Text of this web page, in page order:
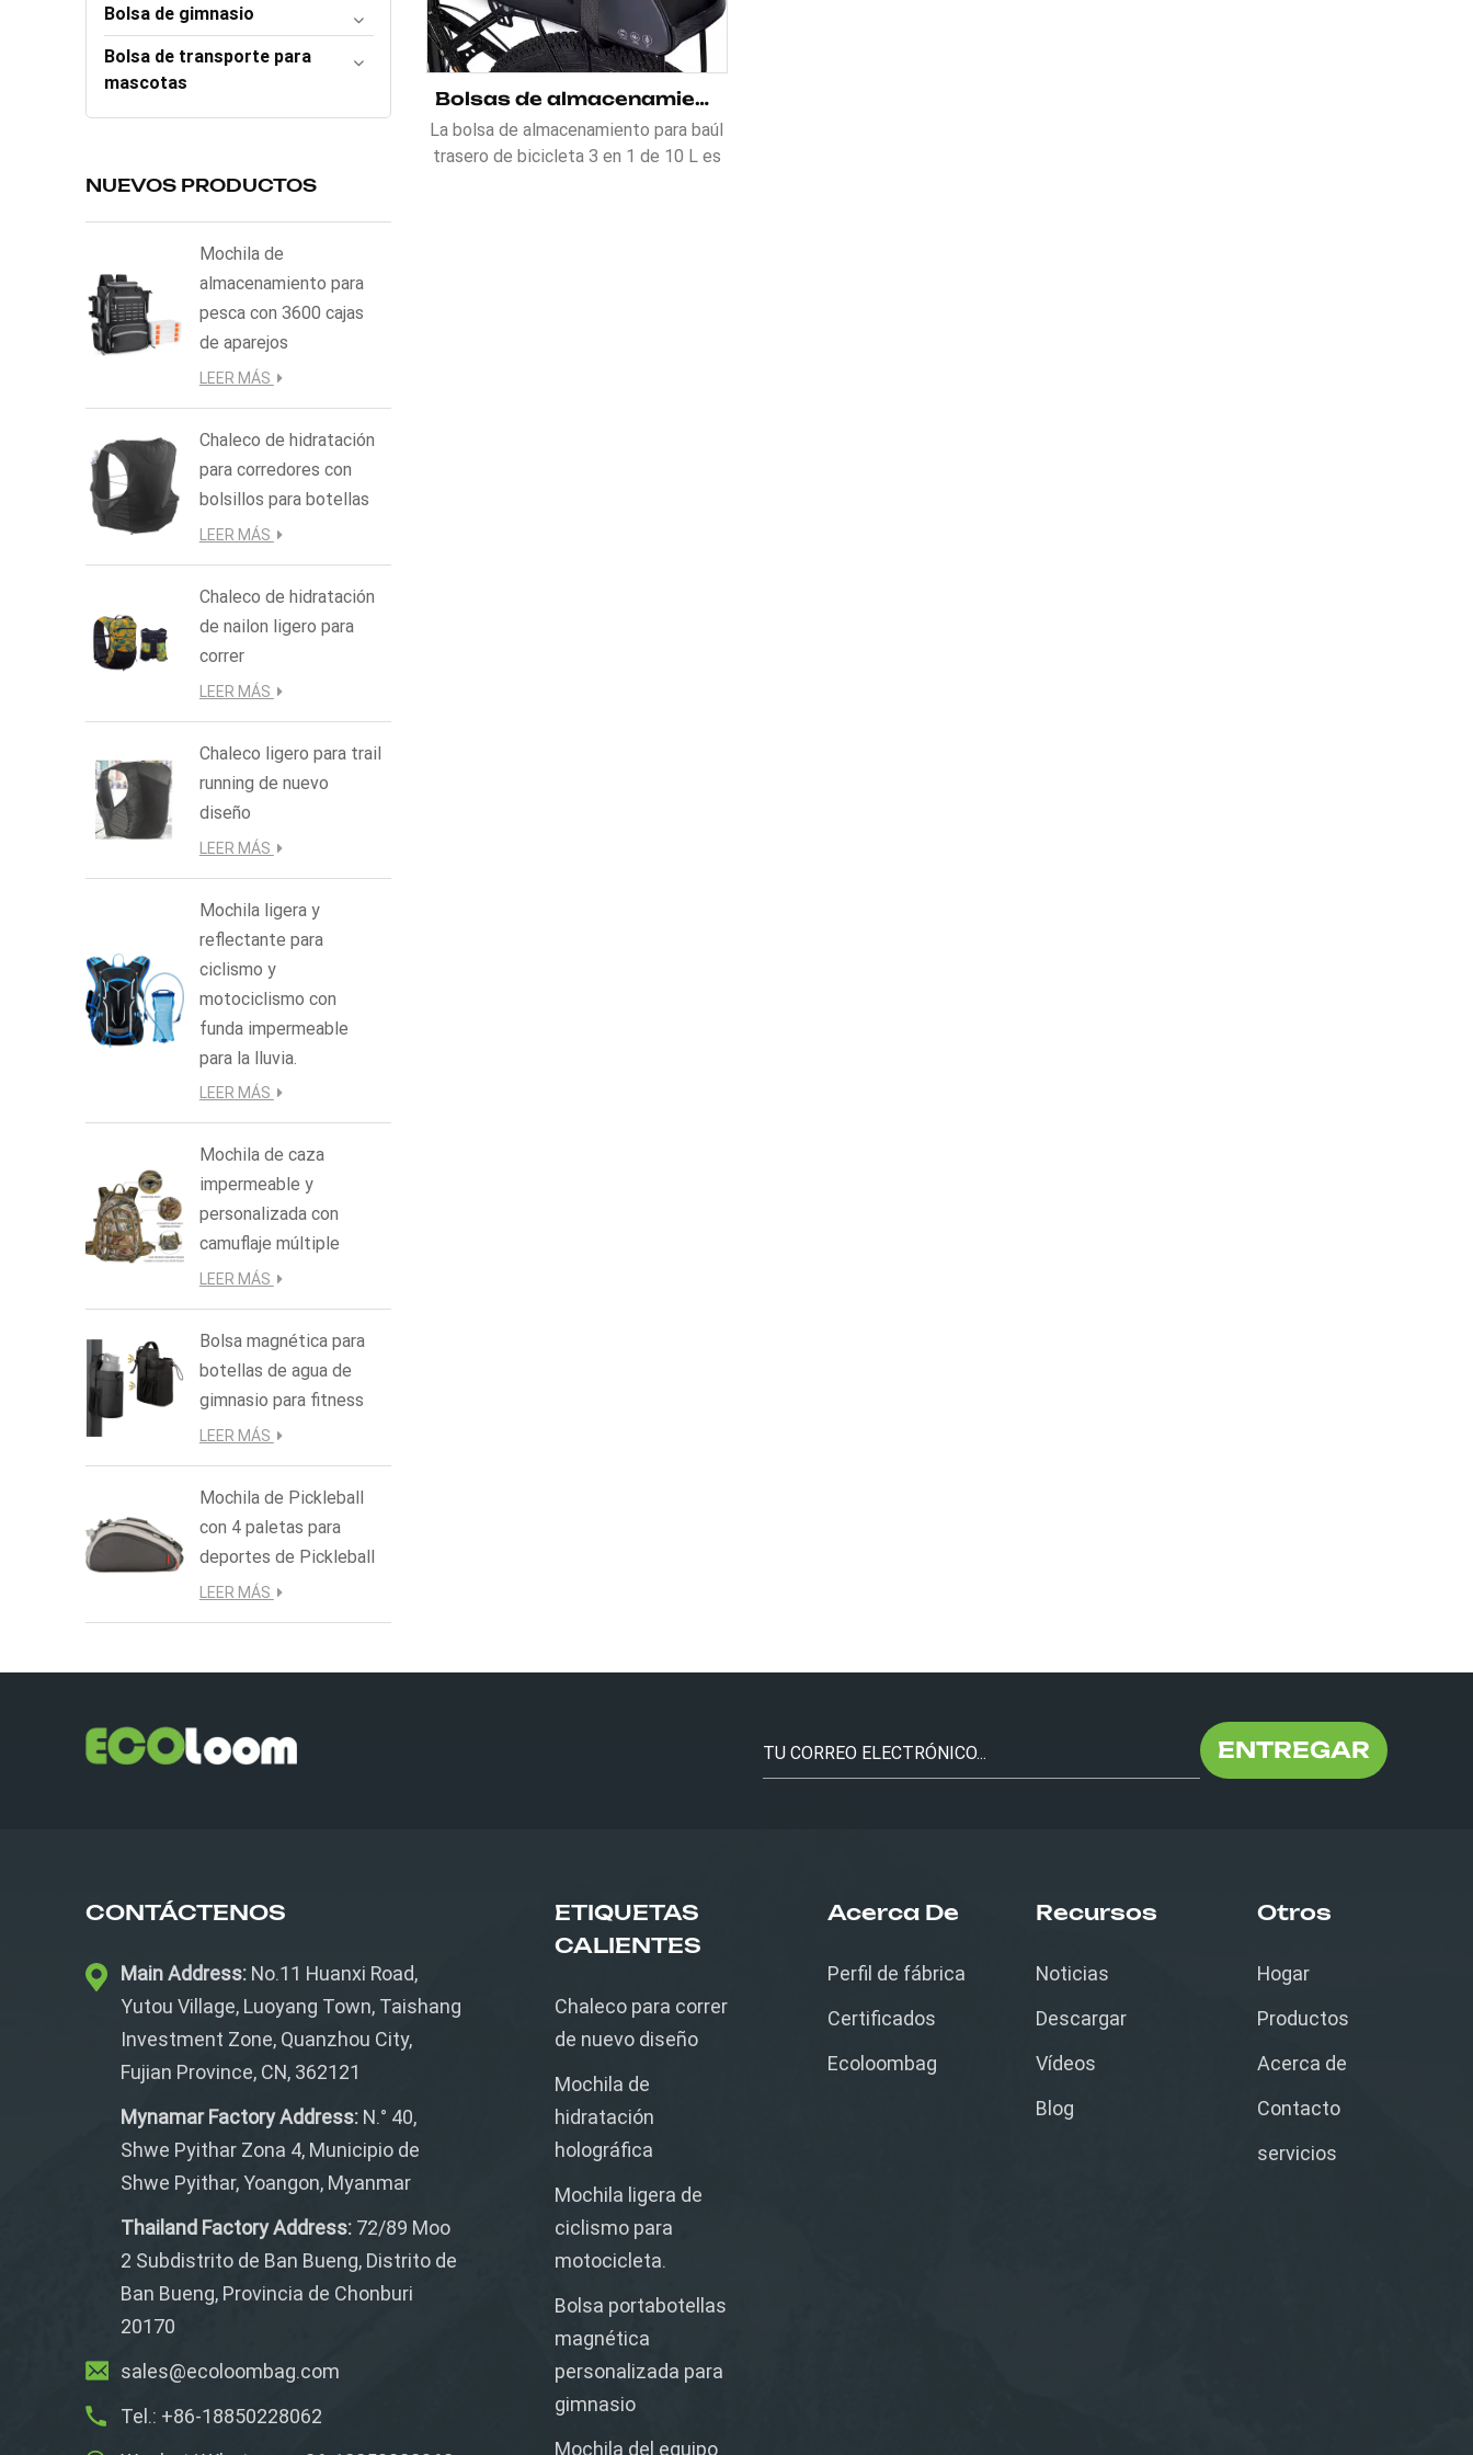
Bolsa de gimnasio
Bolsa de transporte para
mascotas
NUEVOS PRODUCTOS
Mochila de
almacenamiento para
pesca con 3600 cajas
de aparejos
LEER MÁS
Chaleco de hidratación
para corredores con
bolsillos para botellas
LEER MÁS
Chaleco de hidratación
de nailon ligero para
correr
LEER MÁS
Chaleco ligero para trail
running de nuevo
diseño
LEER MÁS
Mochila ligera y
reflectante para
ciclismo y
motociclismo con
funda impermeable
para la lluvia.
LEER MÁS
Mochila de caza
impermeable y
personalizada con
camuflaje múltiple
LEER MÁS
Bolsa magnética para
botellas de agua de
gimnasio para fitness
LEER MÁS
Mochila de Pickleball
con 4 paletas para
deportes de Pickleball
LEER MÁS
Bolsas de almacenamiento para portaequipajes trasero de bicicleta 3 en 1 de 10 l
La bolsa de almacenamiento para baúl
trasero de bicicleta 3 en 1 de 10 L es
ENTREGAR
CONTÁCTENOS
Main Address: No.11 Huanxi Road,
Yutou Village, Luoyang Town, Taishang
Investment Zone, Quanzhou City,
Fujian Province, CN, 362121
Mynamar Factory Address: N.° 40,
Shwe Pyithar Zona 4, Municipio de
Shwe Pyithar, Yoangon, Myanmar
Thailand Factory Address: 72/89 Moo
2 Subdistrito de Ban Bueng, Distrito de
Ban Bueng, Provincia de Chonburi
20170
sales@ecoloombag.com
Tel.: +86-18850228062
ETIQUETAS
CALIENTES
Chaleco para correr
de nuevo diseño
Mochila de
hidratación
holográfica
Mochila ligera de
ciclismo para
motocicleta.
Bolsa portabotellas
magnética
personalizada para
gimnasio
Mochila del equipo
Acerca De
Perfil de fábrica
Certificados
Ecoloombag
Recursos
Noticias
Descargar
Vídeos
Blog
Otros
Hogar
Productos
Acerca de
Contacto
servicios